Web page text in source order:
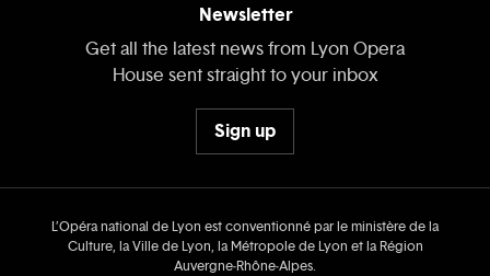
Newsletter
Get all the latest news from Lyon Opera
House sent straight to your inbox
Sign up
L’Opéra national de Lyon est conventionné par le ministère de la
Culture, la Ville de Lyon, la Métropole de Lyon et la Région
Auvergne‑Rhône‑Alpes.